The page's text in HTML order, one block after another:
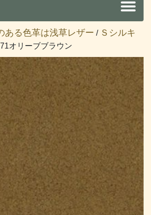
ある色革は浅草レザー / Ｓシルキ
オリーブブラウン